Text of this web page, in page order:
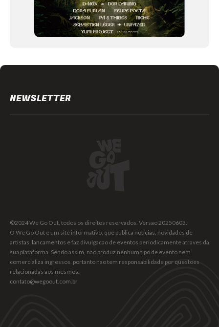
NEWSLETTER
©2024 We Go Out, todos os direitos reservados. Versao 20250603.
O We Go Out e um site informativo, que publica noticias , novidades de
artistas lancamentos e faz divulgacao de eventos periodicamente atraves da
sua plataforma. Sendo assim, nao produz nenhum tipo de evento nem
comercializa ingressos, portanto nao tem responsabilidade por questoes
relacionadas aos mesmos.
contato@wegoout.com.br